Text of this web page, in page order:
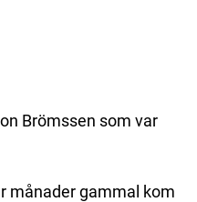
Brömssen som var
månader gammal kom